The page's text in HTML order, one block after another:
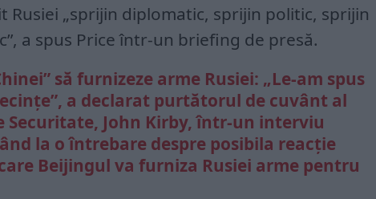
Rusiei „sprijin diplomatic, sprijin politic, sprijin
a spus Price într-un briefing de presă.
să furnizeze arme Rusiei: „Le-am spus
a declarat purtătorul de cuvânt al
Securitate, John Kirby, într-un interviu
la o întrebare despre posibila reacție
Beijingul va furniza Rusiei arme pentru